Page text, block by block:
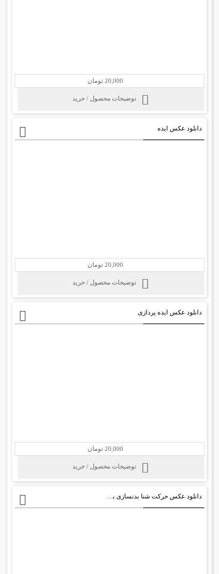
20,000 تومان
توضیحات محصول / خرید
دانلود عکس ایده
20,000 تومان
توضیحات محصول / خرید
دانلود عکس ایده پردازی
20,000 تومان
توضیحات محصول / خرید
دانلود عکس حرکت شنا بدنسازی با وسیله کمکی